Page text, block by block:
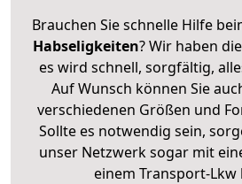
Brauchen Sie schnelle Hilfe
Habseligkeiten? Wir haben die
es wird schnell, sorgfältig,
Auf Wunsch können Sie
verschiedenen Größen und
Sollte es notwendig sein,
unser Netzwerk sogar mit
einem Transport-Lkw